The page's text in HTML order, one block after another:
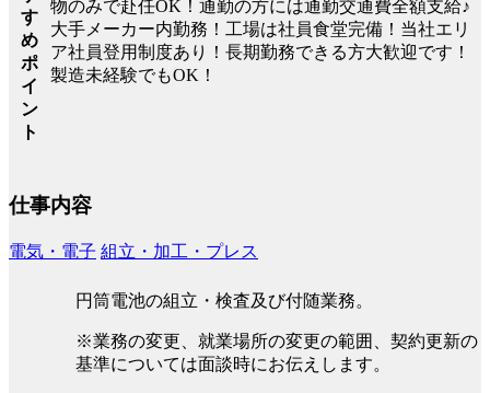
す
め
ポ
イ
ン
ト
物のみで赴任OK！通勤の方には通勤交通費全額支給♪
大手メーカー内勤務！工場は社員食堂完備！当社エリ
ア社員登用制度あり！長期勤務できる方大歓迎です！
製造未経験でもOK！
仕事内容
電気・電子 組立・加工・プレス
円筒電池の組立・検査及び付随業務。
※業務の変更、就業場所の変更の範囲、契約更新の
基準については面談時にお伝えします。